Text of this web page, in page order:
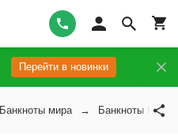
Перейти в новинки
Банкноты мира Банкноты